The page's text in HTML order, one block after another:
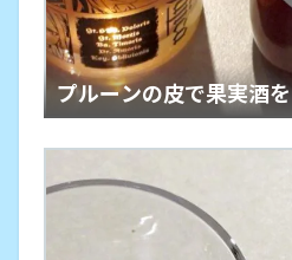
プルーンの皮で果実酒を